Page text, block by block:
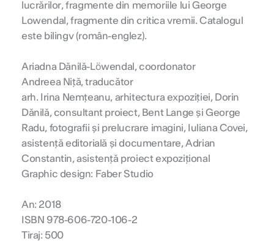
lucrărilor, fragmente din memoriile lui George
Lowendal, fragmente din critica vremii. Catalogul
este bilingv (român-englez).
Ariadna Dănilă-Löwendal, coordonator
Andreea Niță, traducător
arh. Irina Nemțeanu, arhitectura expoziției, Dorin
Dănilă, consultant proiect, Bent Lange și George
Radu, fotografii și prelucrare imagini, Iuliana Covei,
asistență editorială și documentare, Adrian
Constantin, asistență proiect expozițional
Graphic design: Faber Studio
An: 2018
ISBN 978-606-720-106-2
Tiraj: 500